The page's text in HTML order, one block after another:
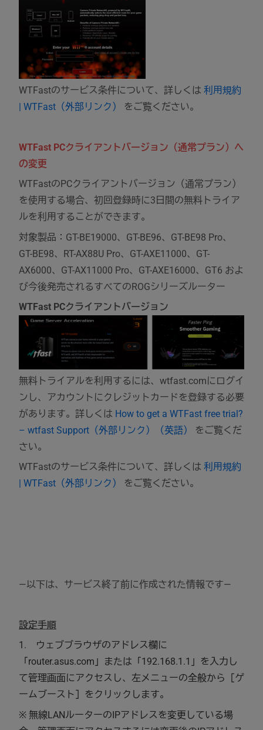
WTFastのサービス条件について、詳しくは 利用規約
| WTFast（外部リンク）
をご覧ください。
WTFast PCクライアントバージョン（通常プラン）へ
の変更
WTFastのPCクライアントバージョン（通常プラン）
を使用する場合、初回登録時に3日間の無料トライア
ルを利用することができます。
対象製品：GT-BE19000、GT-BE96、GT-BE98 Pro、
GT-BE98、RT-AX88U Pro、GT-AXE11000、GT-
AX6000、GT-AX11000 Pro、GT-AXE16000、GT6 およ
び今後発売されるすべてのROGシリーズルーター
WTFast PCクライアントバージョン
無料トライアルを利用するには、wtfast.comにログイ
ンし、アカウントにクレジットカードを登録する必要
があります。詳しくは How to get a WTFast free trial?
– wtfast Support（外部リンク）（英語）
をご覧くだ
さい。
WTFastのサービス条件について、詳しくは 利用規約
| WTFast（外部リンク）
をご覧ください。
―以下は、サービス終了前に作成された情報です―
設定手順
1. ウェブブラウザのアドレス欄に
「router.asus.com」または「192.168.1.1」を入力し
て管理画面にアクセスし、左メニューの全般から［ゲ
ームブースト］をクリックします。
※ 無線LANルーターのIPアドレスを変更している場